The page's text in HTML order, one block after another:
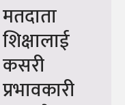
मतदाता
शिक्षालाई
कसरी
प्रभावकारी